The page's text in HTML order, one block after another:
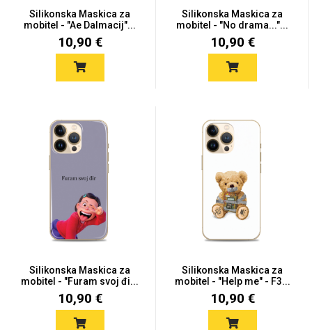
Silikonska Maskica za
mobitel - "Ae Dalmacij"...
10,90 €
Silikonska Maskica za
mobitel - "No drama..."...
10,90 €
Silikonska Maskica za
mobitel - "Furam svoj đi...
10,90 €
Silikonska Maskica za
mobitel - "Help me" - F3...
10,90 €